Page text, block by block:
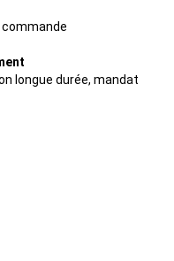
longue durée, mandat